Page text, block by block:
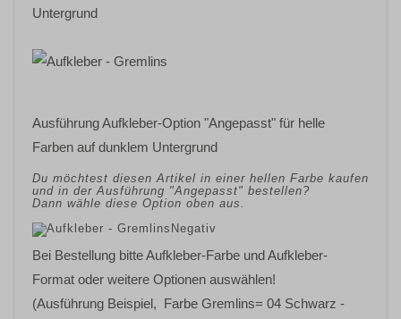
Untergrund
Ausführung Aufkleber-Option "Angepasst" für helle
Farben auf dunklem Untergrund
Du möchtest diesen Artikel in einer hellen Farbe kaufen
und in der Ausführung "Angepasst" bestellen?
Dann wähle diese Option oben aus.
Bei Bestellung bitte Aufkleber-Farbe und Aufkleber-
Format oder weitere Optionen auswählen!
(Ausführung Beispiel, Farbe Gremlins= 04 Schwarz -